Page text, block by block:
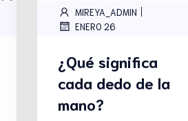
MIREYA_ADMIN
ENERO 26
¿Qué significa
cada dedo de la
mano?